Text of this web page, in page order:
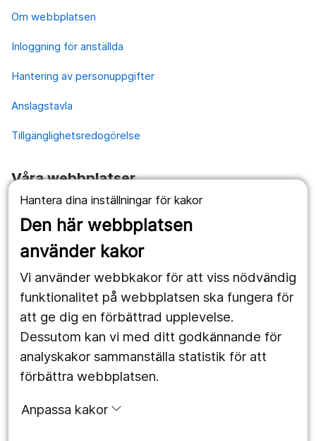
Hantera dina inställningar för kakor
Den här webbplatsen
använder kakor
Vi använder webbkakor för att viss nödvändig
funktionalitet på webbplatsen ska fungera för
att ge dig en förbättrad upplevelse.
Dessutom kan vi med ditt godkännande för
analyskakor sammanställa statistik för att
förbättra webbplatsen.
Anpassa kakor
Om webbplatsen
Inloggning för anställda
Hantering av personuppgifter
Anslagstavla
Tillgänglighetsredogörelse
Våra webbplatser
1177.se
Länstrafiken
Utveckling
Följ oss
Facebook